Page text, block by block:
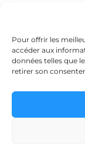
Pour offrir les
accéder aux
données telles que
retirer son